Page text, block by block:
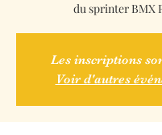
du sprinter BMX
Les inscriptions
Voir d'autres